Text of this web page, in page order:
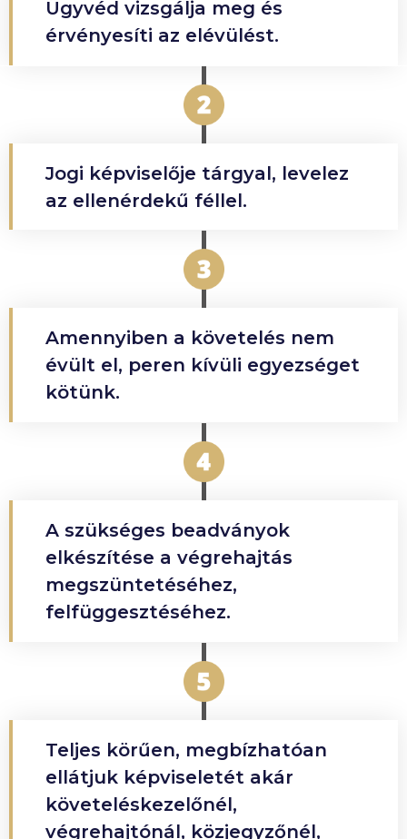
Ügyvéd vizsgálja meg és
érvényesíti az elévülést.
Jogi képviselője tárgyal, levelez
az ellenérdekű féllel.
Amennyiben a követelés nem
évült el, peren kívüli egyezséget
kötünk.
A szükséges beadványok
elkészítése a végrehajtás
megszüntetéséhez,
felfüggesztéséhez.
Teljes körűen, megbízhatóan
ellátjuk képviseletét akár
követeléskezelőnél,
végrehajtónál, közjegyzőnél,